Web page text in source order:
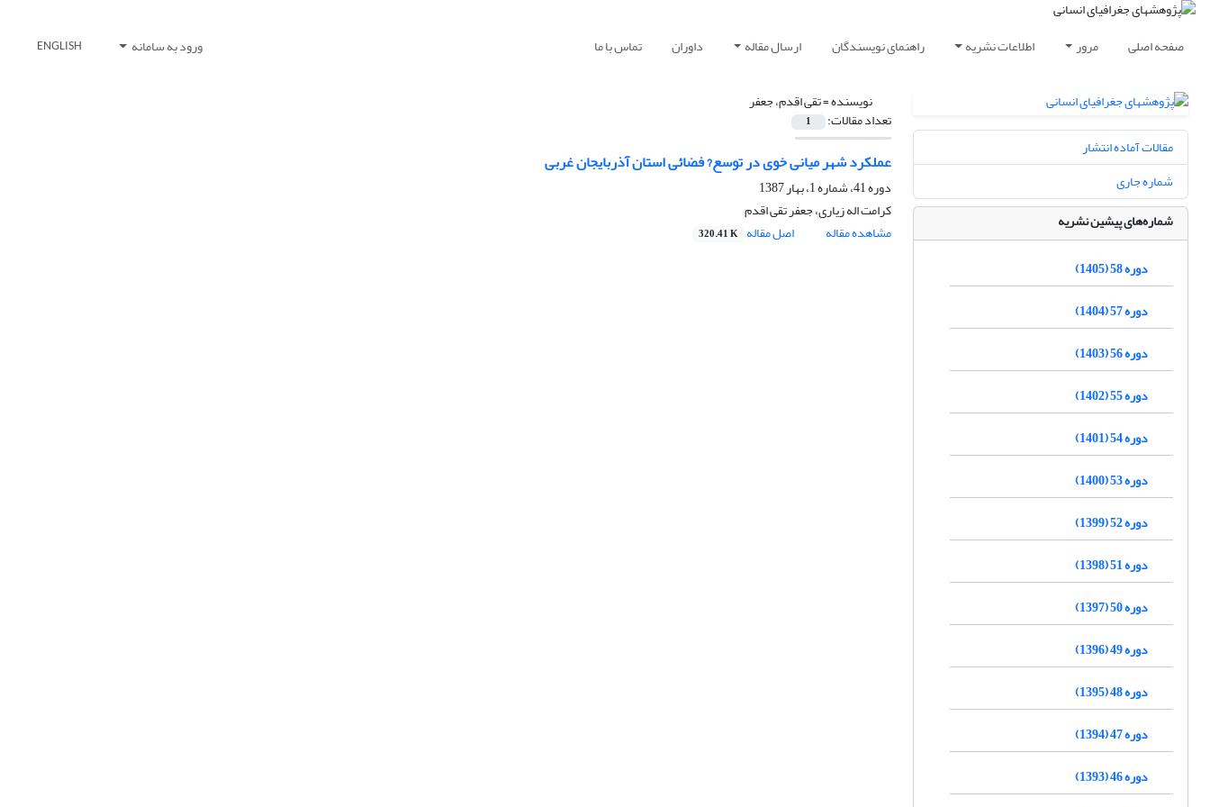
صفحه اصلی مرور اطلاعات نشریه راهنمای نویسندگان ارسال مقاله داوران تماس با ما ورود به سامانه ENGLISH
نویسنده =تقی اقدم، جعفر
تعداد مقالات: 1
عملکرد شهر میانی خوی در توسع? فضائی استان آذربایجان غربی
دوره 41، شماره 1، بهار 1387
کرامت اله زیاری، جعفر تقی اقدم
مشاهده مقاله
اصل مقاله 320.41 K
مقالات آماده انتشار
شماره جاری
شماره‌های پیشین نشریه
دوره 58 (1405)
دوره 57 (1404)
دوره 56 (1403)
دوره 55 (1402)
دوره 54 (1401)
دوره 53 (1400)
دوره 52 (1399)
دوره 51 (1398)
دوره 50 (1397)
دوره 49 (1396)
دوره 48 (1395)
دوره 47 (1394)
دوره 46 (1393)